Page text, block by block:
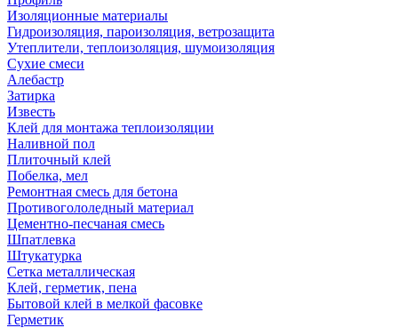
Изоляционные материалы
Гидроизоляция, пароизоляция, ветрозащита
Утеплители, теплоизоляция, шумоизоляция
Сухие смеси
Алебастр
Затирка
Известь
Клей для монтажа теплоизоляции
Наливной пол
Плиточный клей
Побелка, мел
Ремонтная смесь для бетона
Противогололедный материал
Цементно-песчаная смесь
Шпатлевка
Штукатурка
Сетка металлическая
Клей, герметик, пена
Бытовой клей в мелкой фасовке
Герметик